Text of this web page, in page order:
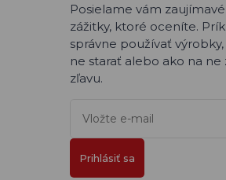
Posielame vám
zážitky, ktoré oceníte.
správne používať výrobky,
ne starať alebo ako na ne
zľavu.
Prihlásiť sa